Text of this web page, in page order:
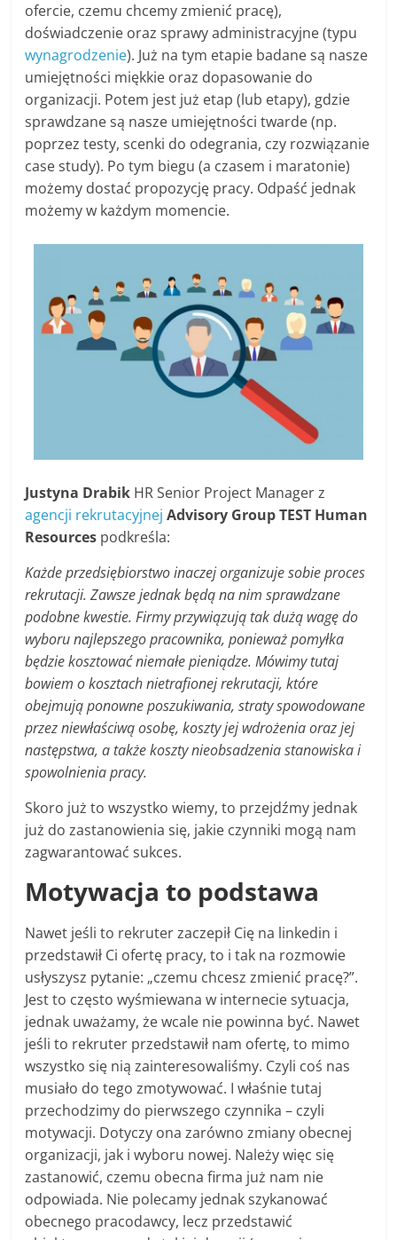
ofercie, czemu chcemy zmienić pracę),
doświadczenie oraz sprawy administracyjne (typu
wynagrodzenie). Już na tym etapie badane są nasze
umiejętności miękkie oraz dopasowanie do
organizacji. Potem jest już etap (lub etapy), gdzie
sprawdzane są nasze umiejętności twarde (np.
poprzez testy, scenki do odegrania, czy rozwiązanie
case study). Po tym biegu (a czasem i maratonie)
możemy dostać propozycję pracy. Odpaść jednak
możemy w każdym momencie.
Justyna Drabik HR Senior Project Manager z
agencji rekrutacyjnej Advisory Group TEST Human
Resources podkreśla:
Każde przedsiębiorstwo inaczej organizuje sobie proces
rekrutacji. Zawsze jednak będą na nim sprawdzane
podobne kwestie. Firmy przywiązują tak dużą wagę do
wyboru najlepszego pracownika, ponieważ pomyłka
będzie kosztować niemałe pieniądze. Mówimy tutaj
bowiem o kosztach nietrafionej rekrutacji, które
obejmują ponowne poszukiwania, straty spowodowane
przez niewłaściwą osobę, koszty jej wdrożenia oraz jej
następstwa, a także koszty nieobsadzenia stanowiska i
spowolnienia pracy.
Skoro już to wszystko wiemy, to przejdźmy jednak
już do zastanowienia się, jakie czynniki mogą nam
zagwarantować sukces.
Motywacja to podstawa
Nawet jeśli to rekruter zaczepił Cię na linkedin i
przedstawił Ci ofertę pracy, to i tak na rozmowie
usłyszysz pytanie: „czemu chcesz zmienić pracę?”.
Jest to często wyśmiewana w internecie sytuacja,
jednak uważamy, że wcale nie powinna być. Nawet
jeśli to rekruter przedstawił nam ofertę, to mimo
wszystko się nią zainteresowaliśmy. Czyli coś nas
musiało do tego zmotywować. I właśnie tutaj
przechodzimy do pierwszego czynnika – czyli
motywacji. Dotyczy ona zarówno zmiany obecnej
organizacji, jak i wyboru nowej. Należy więc się
zastanowić, czemu obecna firma już nam nie
odpowiada. Nie polecamy jednak szykanować
obecnego pracodawcy, lecz przedstawić